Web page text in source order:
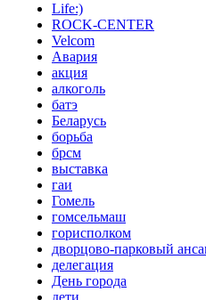
Life:)
ROCK-CENTER
Velcom
Авария
акция
алкоголь
батэ
Беларусь
борьба
брсм
выставка
гаи
Гомель
гомсельмаш
горисполком
дворцово-парковый
делегация
День города